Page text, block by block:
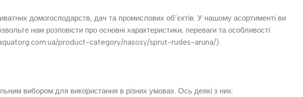
домогосподарств, дач та промислових об’єктів. У нашому асортименті ви
нам розповісти про основні характеристики, переваги та особливості
aquatorg.com.ua/product-category/nasosy/sprut-rudes-aruna/).
вибором для використання в різних умовах. Ось деякі з них: